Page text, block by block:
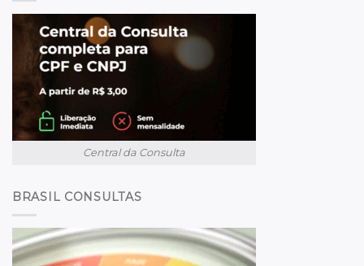
Central da Consulta
BRASIL CONSULTAS